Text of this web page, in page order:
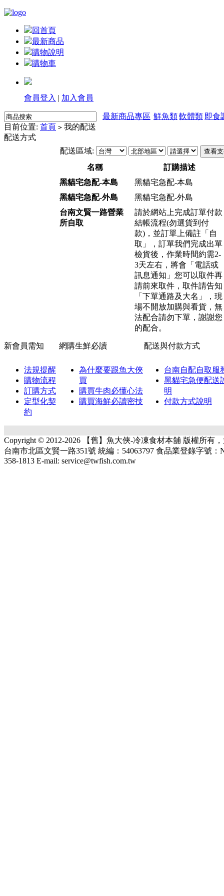
回首頁
最新商品
購物說明
購物車
會員登入 | 加入會員
最新商品專區 鮮魚類軟體類 即食
目前位置: 首頁 > 我的配送
配送方式
配送區域:
名稱
訂購描述
黑貓宅急配-本島
黑貓宅急配-本島
黑貓宅急配-外島
黑貓宅急配-外島
台南文賢一路營業
所自取
請於網站上完成訂單付款
結帳流程(勿選貨到付
款)，並訂單上備註「自
取」，訂單我們完成出單
檢貨後，作業時間約需2-
3天左右，將會「電話或
訊息通知」您可以取件再
請前來取件，取件請告知
「下單通路及大名」，現
場不開放加購與看貨，無
法配合請勿下單，謝謝您
的配合。
新會員需知 網購生鮮必讀 配送與付款方式
法規提醒
購物流程
訂購方式
定型化契
約
為什麼要跟魚大俠
買
購買牛肉必懂心法
購買海鮮必讀密技
台南自配自取服
黑貓宅急便配送
明
付款方式說明
Copyright © 2012-2026 【舊】魚大俠-冷凍食材本舖 版權所有
台南市北區文賢一路351號 統編：54063797 食品業登錄字號：
358-1813 E-mail: service@twfish.com.tw